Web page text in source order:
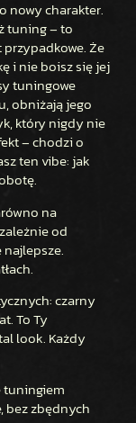
nowy charakter.
tuning – to
Że
i nie boisz się jej
tuningowe
obniżają jego
który nigdy nie
– chodzi o
ten vibe: jak
na
od
czarny
To Ty
look. Każdy
tuningiem
bez zbędnych